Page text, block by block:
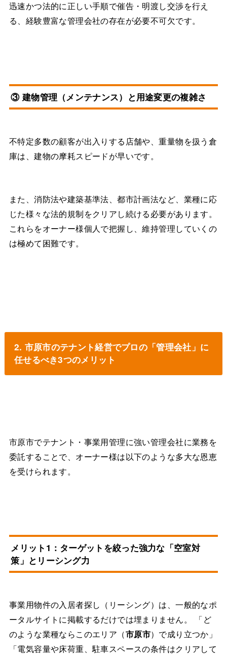
迅速かつ法的に正しい手順で催告・明渡し交渉を行え
る、経験豊富な管理会社の存在が必要不可欠です。
③ 建物管理（メンテナンス）と用途変更の複雑さ
不特定多数の顧客が出入りする店舗や、重量物を扱う倉
庫は、建物の摩耗スピードが早いです。
また、消防法や建築基準法、都市計画法など、業種に応
じた様々な法的規制をクリアし続ける必要があります。
これらをオーナー様個人で把握し、維持管理していくの
は極めて困難です。
2. 市原市のテナント経営でプロの「管理会社」に
任せるべき3つのメリット
市原市でテナント・事業用管理に強い管理会社に業務を
委託することで、オーナー様は以下のような多大な恩恵
を受けられます。
メリット1：ターゲットを絞った強力な「空室対
策」とリーシング力
事業用物件の入居者探し（リーシング）は、一般的なポ
ータルサイトに掲載するだけでは埋まりません。 「ど
のような業種ならこのエリア（市原市）で成り立つか」
「電気容量や床荷重、駐車スペースの条件はクリアして